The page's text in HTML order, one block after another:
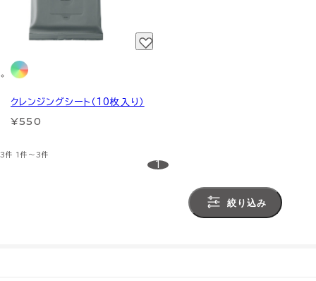
クレンジングシート（10枚入り）
¥550
3件 1件～3件
1
絞り込み